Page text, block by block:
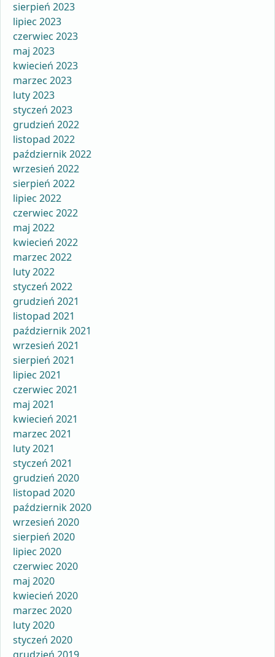
sierpień 2023
lipiec 2023
czerwiec 2023
maj 2023
kwiecień 2023
marzec 2023
luty 2023
styczeń 2023
grudzień 2022
listopad 2022
październik 2022
wrzesień 2022
sierpień 2022
lipiec 2022
czerwiec 2022
maj 2022
kwiecień 2022
marzec 2022
luty 2022
styczeń 2022
grudzień 2021
listopad 2021
październik 2021
wrzesień 2021
sierpień 2021
lipiec 2021
czerwiec 2021
maj 2021
kwiecień 2021
marzec 2021
luty 2021
styczeń 2021
grudzień 2020
listopad 2020
październik 2020
wrzesień 2020
sierpień 2020
lipiec 2020
czerwiec 2020
maj 2020
kwiecień 2020
marzec 2020
luty 2020
styczeń 2020